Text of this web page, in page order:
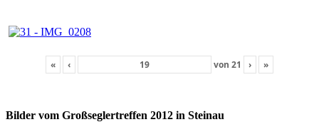
« ‹ von 21 › »
Bilder vom Großseglertreffen 2012 in Steinau